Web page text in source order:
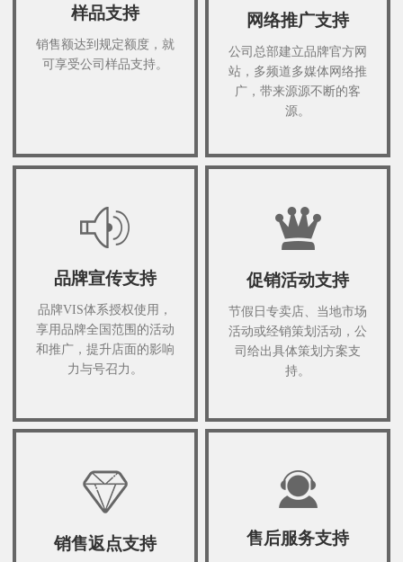
样品支持
销售额达到规定额度，就
可享受公司样品支持。
网络推广支持
公司总部建立品牌官方网
站，多频道多媒体网络推
广，带来源源不断的客
源。
品牌宣传支持
品牌VIS体系授权使用，
享用品牌全国范围的活动
和推广，提升店面的影响
力与号召力。
促销活动支持
节假日专卖店、当地市场
活动或经销策划活动，公
司给出具体策划方案支
持。
销售返点支持 售后服务支持